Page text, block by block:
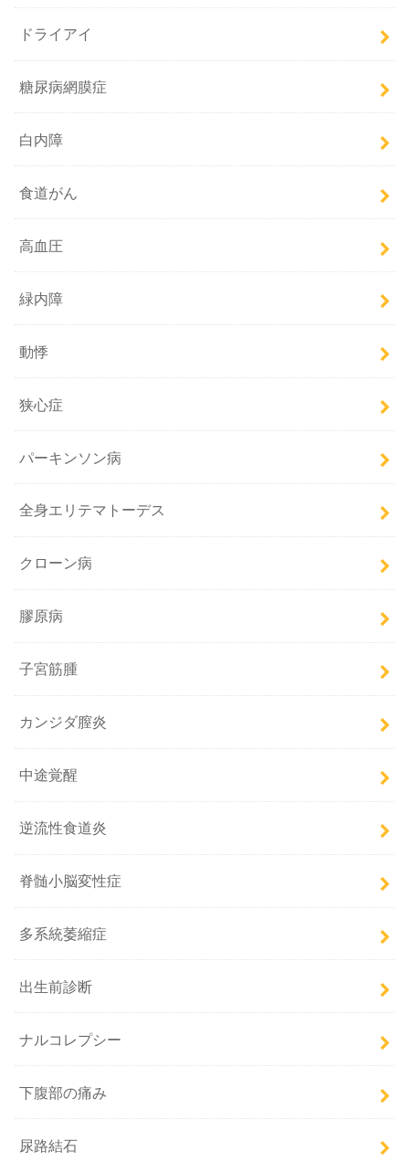
ドライアイ
糖尿病網膜症
白内障
食道がん
高血圧
緑内障
動悸
狭心症
パーキンソン病
全身エリテマトーデス
クローン病
膠原病
子宮筋腫
カンジダ膣炎
中途覚醒
逆流性食道炎
脊髄小脳変性症
多系統萎縮症
出生前診断
ナルコレプシー
下腹部の痛み
尿路結石